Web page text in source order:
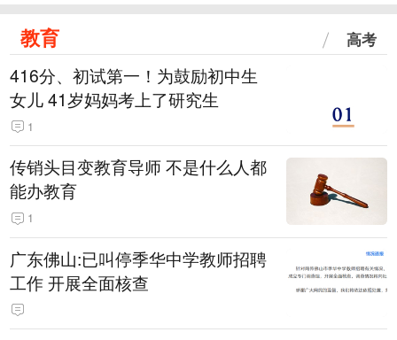
教育 高考
416分、初试第一！为鼓励初中生
女儿 41岁妈妈考上了研究生
1
传销头目变教育导师 不是什么人都
能办教育
1
广东佛山:已叫停季华中学教师招聘
工作 开展全面核查